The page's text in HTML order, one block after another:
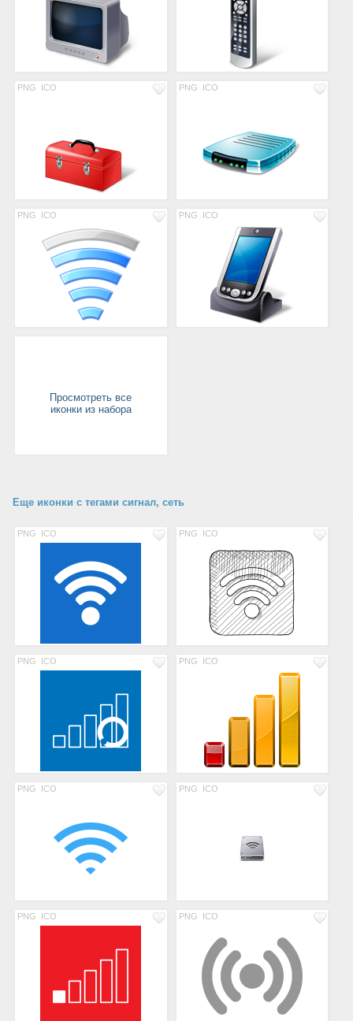
PNG ICO PNG ICO
PNG ICO PNG ICO
Просмотреть все
иконки из набора
Еще иконки с тегами сигнал, сеть
PNG ICO PNG ICO
PNG ICO PNG ICO
PNG ICO PNG ICO
PNG ICO PNG ICO